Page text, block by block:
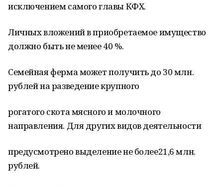
исключением самого главы КФХ.
Личных вложений в приобретаемое имущество
должно быть не менее 40 %.
Семейная ферма может получить до 30 млн.
рублей на разведение крупного
рогатого скота мясного и молочного
направления. Для других видов деятельности
предусмотрено выделение не более21,6 млн.
рублей.